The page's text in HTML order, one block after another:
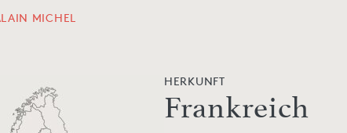
MICHEL
HERKUNFT
Frankreich